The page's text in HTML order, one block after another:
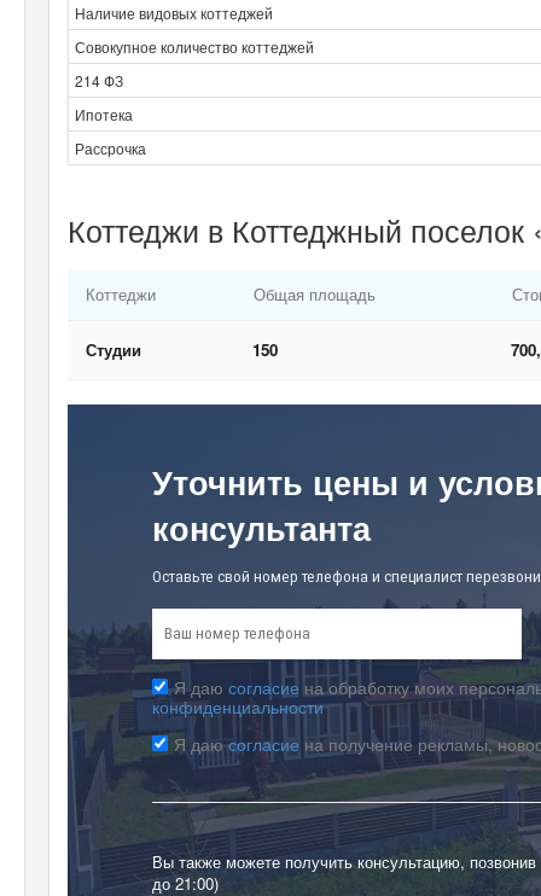
Наличие видовых коттеджей
Совокупное количество коттеджей
214 ФЗ
Ипотека
Рассрочка
Коттеджи в Коттеджный
Коттеджи Общая площадь
Студии 150
Уточнить цены и
консультанта
Оставьте свой номер телефона и специалист
Я даю согласие на обработку моих
конфиденциальности
Я даюсогласие на получение рекламы,
Вы также можете получить консультацию,
до 21:00)